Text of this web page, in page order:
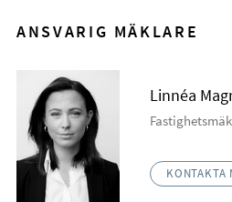
ANSVARIG MÄKLARE
Linnéa
KONTAKTA